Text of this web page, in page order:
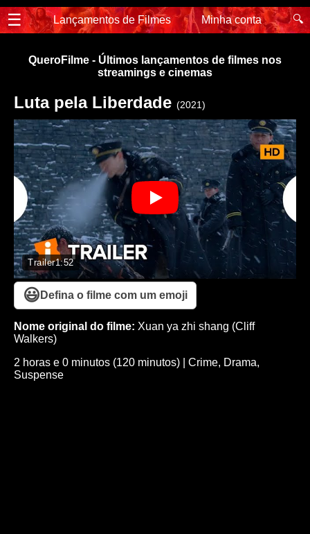
☰ Lançamentos de Filmes Minha conta 🔍
QueroFilme - Últimos lançamentos de filmes nos
streamings e cinemas
Luta pela Liberdade (2021)
Trailer1:52
😃 Defina o filme com um emoji
Nome original do filme: Xuan ya zhi shang (Cliff
Walkers)
2 horas e 0 minutos (120 minutos)
Crime, Drama,
Suspense